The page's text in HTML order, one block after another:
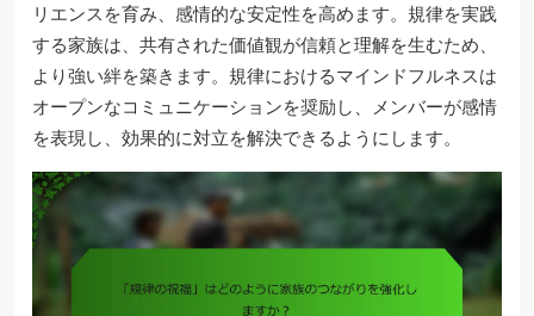
リエンスを育み、感情的な安定性を高めます。規律を実践
する家族は、共有された価値観が信頼と理解を生むため、
より強い絆を築きます。規律におけるマインドフルネスは
オープンなコミュニケーションを奨励し、メンバーが感情
を表現し、効果的に対立を解決できるようにします。